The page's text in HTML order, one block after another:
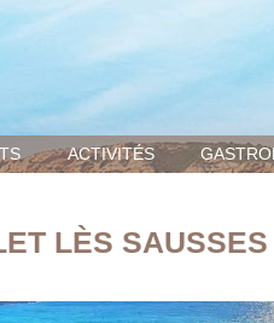
ACTIVITÉS
LÈS SAUSSES